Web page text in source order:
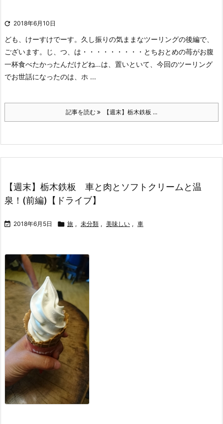
 2018年6月10日
ども、けーすけでーす。 久し振りの気ままなツーリングの後編で、
ございます。
じ、つ、は・・・・・・・・・とちおとめの苺がお腹
一杯食べたかったんだけどね…は、置いといて、今回のツーリング
でお世話になったのは、ホ ...
記事を読む 【週末】栃木鉄板 ...
【週末】栃木鉄板 車と肉とソフトクリームと温
泉！(前編)【ドライブ】
 2018年6月5日  旅 , 未分類 , 美味しい , 車